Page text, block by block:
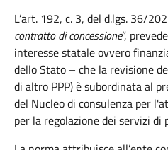
L’art. 192, c. 3, del d.lgs. 36/
contratto di concessione”,
interesse statale ovvero
dello Stato – che la revisione
di altro PPP) è subordinata al
del Nucleo di consulenza per
per la regolazione dei servizi di